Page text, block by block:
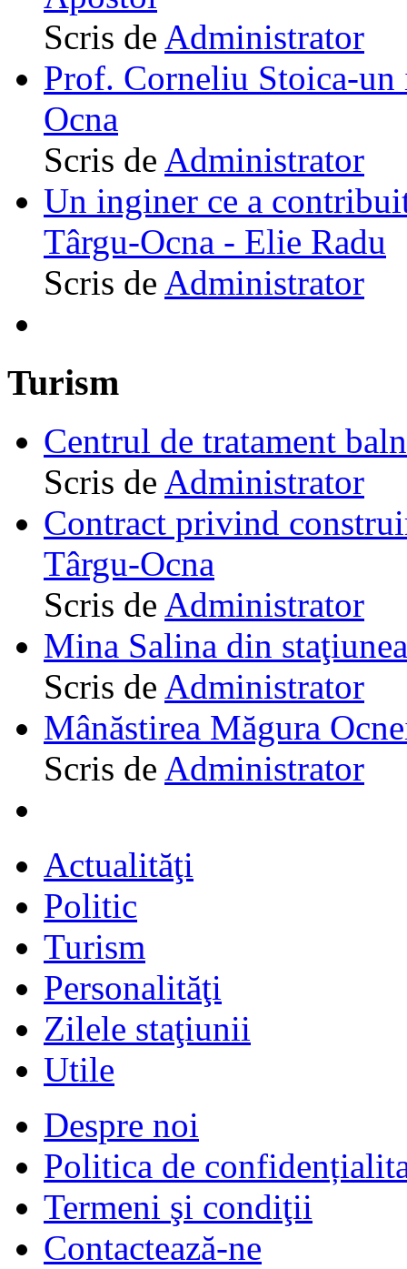
Scris de Administrator
Prof. Corneliu Stoica-
Ocna
Scris de Administrator
Un inginer ce a
Târgu-Ocna - Elie Radu
Scris de Administrator
Turism
Centrul de tratament
Scris de Administrator
Contract privind
Târgu-Ocna
Scris de Administrator
Mina Salina din
Scris de Administrator
Mânăstirea Măgura
Scris de Administrator
Actualităţi
Politic
Turism
Personalităţi
Zilele staţiunii
Utile
Despre noi
Politica de
Termeni şi condiţii
Contactează-ne